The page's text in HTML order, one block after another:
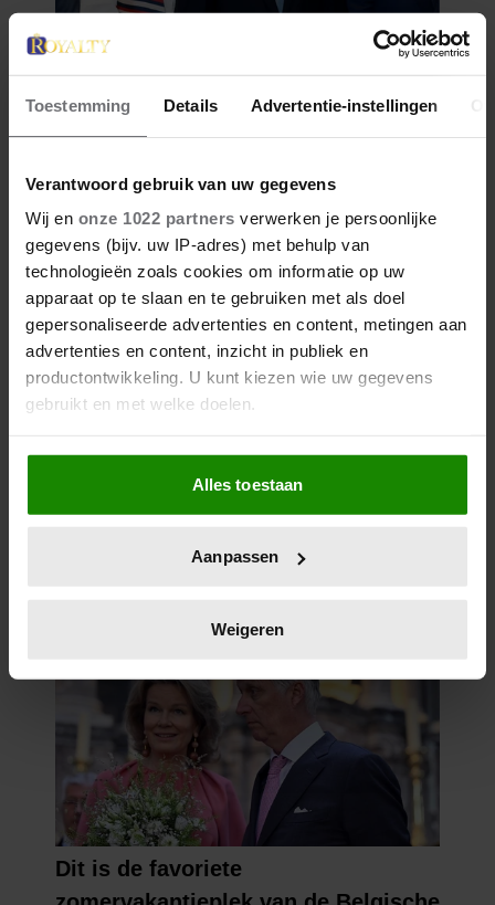
Toestemming Details Advertentie-instellingen
Verantwoord gebruik van uw gegevens
Wij en onze 1022 partners verwerken je persoonlijke
gegevens (bijv. uw IP-adres) met behulp van
technologieën zoals cookies om informatie op uw
apparaat op te slaan en te gebruiken met als doel
gepersonaliseerde advertenties en content, metingen aan
advertenties en content, inzicht in publiek en
productontwikkeling. U kunt kiezen wie uw gegevens
gebruikt en met welke doelen.
Als u het toestaat, willen we ook graag:
Informatie verzamelen over uw geografische
locatie, die tot een paar meter nauwkeurig kan zijn
scannen op specifieke eigenschappen (fingerprinting)
verwerkt en stel uw voorkeuren in het
intrekken in de Cookieverklaring.
We gebruiken cookies om content en advertenties te
personaliseren, om functies voor social media te bieden
en om ons websiteverkeer te analyseren. Ook delen we
informatie over uw gebruik van onze site met onze
partners voor social media, adverteren en analyse. Deze
partners kunnen deze gegevens combineren met andere
informatie die u aan ze heeft verstrekt of die ze hebben
Alles toestaan
Aanpassen
Weigeren